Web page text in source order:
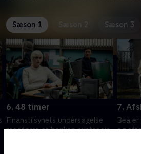
Sæson 1 Sæson 2 Sæson 3
6. 48 timer
Finanstilsynets undersøgelse
medfører, at banken mister sin
7.
Bea
og